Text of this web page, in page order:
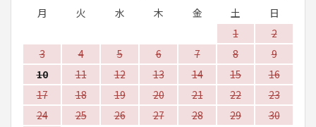
月
火 水 木 金 土
日
1
2
3
4 5 6 7 8
9
10
11 12 13 14 15
16
17
18 19 20 21 22
23
24
25 26 27 28 29
30